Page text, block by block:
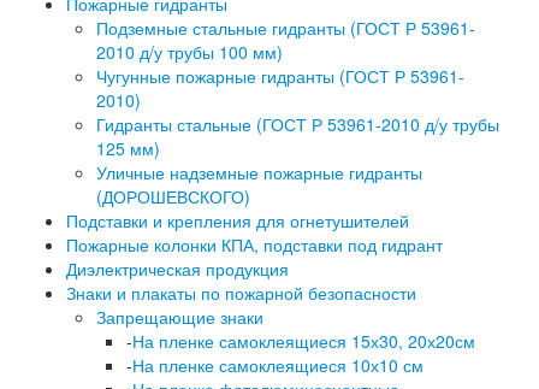
Подземные стальные гидранты (ГОСТ Р 53961-
2010 д/у трубы 100 мм)
Чугунные пожарные гидранты (ГОСТ Р 53961-
2010)
Гидранты стальные (ГОСТ Р 53961-2010 д/у трубы
125 мм)
Уличные надземные пожарные гидранты
(ДОРОШЕВСКОГО)
Подставки и крепления для огнетушителей
Пожарные колонки КПА, подставки под гидрант
Диэлектрическая продукция
Знаки и плакаты по пожарной безопасности
Запрещающие знаки
-На пленке самоклеящиеся 15х30, 20х20см
-На пленке самоклеящиеся 10х10 см